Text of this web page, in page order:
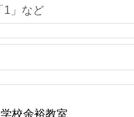
学校余裕教室